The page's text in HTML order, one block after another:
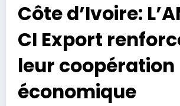
Côte d’Ivoire:
CI Export
leur coopération
économique